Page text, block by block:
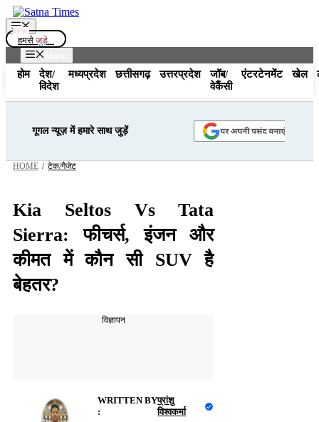
Skip
to
content
Menu
हमसे जुड़े...
होम
देश/
विदेश
मध्यप्रदेश छत्तीसगढ़ उत्तरप्रदेश
जॉब/
वेकैंसी
एंटरटेनमेंट खेल
गूगल न्यूज़ में हमारे साथ जुड़ें
HOME / टेक/गैजेट
Kia Seltos Vs Tata
Sierra: फीचर्स, इंजन और
कीमत में कौन सी SUV है
बेहतर?
विज्ञापन
WRITTEN BY
:
प्रांशु
विश्वकर्मा